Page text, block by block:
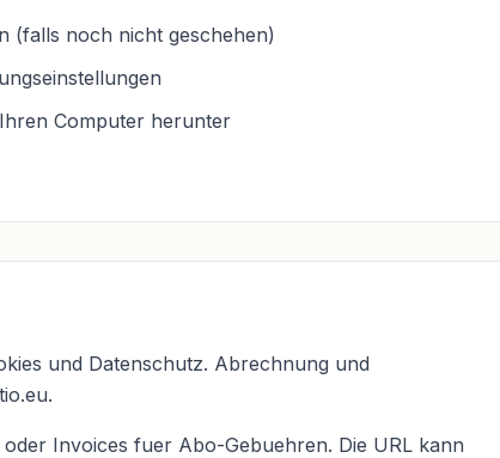
(falls noch nicht geschehen)
Computer herunter
und Datenschutz. Abrechnung und
Invoices fuer Abo-Gebuehren. Die URL kann